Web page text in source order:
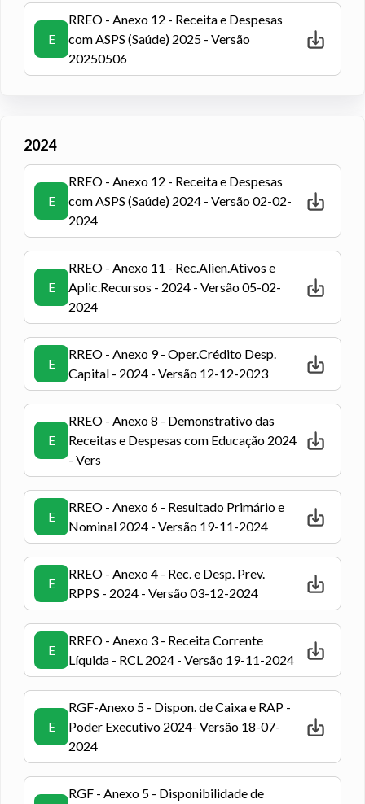
E
RREO - Anexo 12 - Receita e Despesas
com ASPS (Saúde) 2025 - Versão
20250506
2024
E
RREO - Anexo 12 - Receita e Despesas
com ASPS (Saúde) 2024 - Versão 02-02-
2024
E
RREO - Anexo 11 - Rec.Alien.Ativos e
Aplic.Recursos - 2024 - Versão 05-02-
2024
E
RREO - Anexo 9 - Oper.Crédito Desp.
Capital - 2024 - Versão 12-12-2023
E
RREO - Anexo 8 - Demonstrativo das
Receitas e Despesas com Educação 2024
- Vers
E
RREO - Anexo 6 - Resultado Primário e
Nominal 2024 - Versão 19-11-2024
E
RREO - Anexo 4 - Rec. e Desp. Prev.
RPPS - 2024 - Versão 03-12-2024
E
RREO - Anexo 3 - Receita Corrente
Líquida - RCL 2024 - Versão 19-11-2024
E
RGF-Anexo 5 - Dispon. de Caixa e RAP -
Poder Executivo 2024- Versão 18-07-
2024
RGF - Anexo 5 - Disponibilidade de